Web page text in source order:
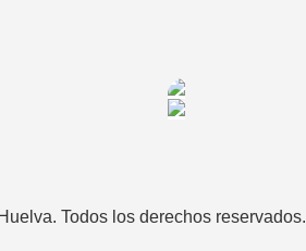
Todos los derechos reservados.